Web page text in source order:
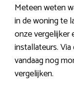
Meteen weten
in de woning te
onze vergelijker
installateurs.
vandaag nog
vergelijken.